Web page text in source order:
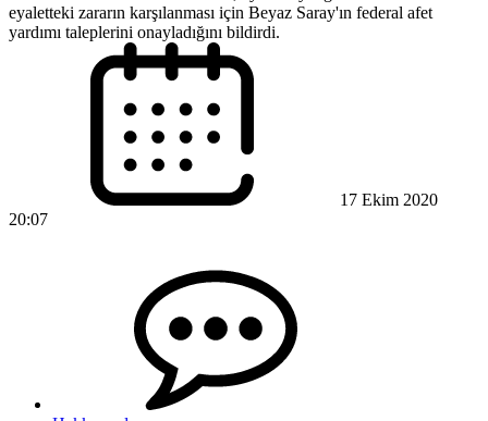
eyaletteki zararın karşılanması için Beyaz Saray'ın federal afet
yardımı taleplerini onayladığını bildirdi.
17 Ekim 2020
20:07